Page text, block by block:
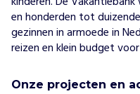
en honderden tot
gezinnen in armoede in
reizen en klein budget
Onze projecten en